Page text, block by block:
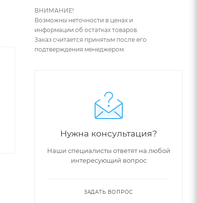
ВНИМАНИЕ!
Возможны неточности в ценах и
информации об остатках товаров.
Заказ считается принятым после его
подтверждения менеджером.
Нужна консультация?
Наши специалисты ответят на любой
интересующий вопрос
ЗАДАТЬ ВОПРОС